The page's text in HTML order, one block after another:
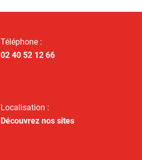
Téléphone :
02 40 52 12 66
Localisation :
Découvrez nos sites